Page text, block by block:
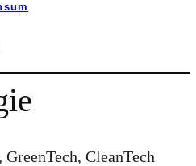
CleanTech